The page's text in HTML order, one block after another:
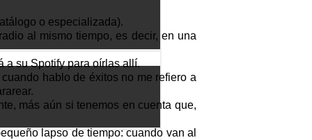
o especializada).
al mismo tiempo, es decir, en una
a su Spotify para oírlas allí.
hablo de éxitos no me refiero a
más aún si tenemos en cuenta que,
lapso de tiempo: cuando van al